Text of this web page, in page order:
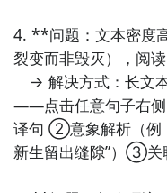
步骤2：访问地址>>>
好了，泞之翼3：玉
里，各位玩家是否都
时随地关注泞之翼3：
放下载，什么时候公
4. **问题：文本密度
裂变而非毁灭），阅
→ 解决方式：长文
——点击任意句子右
译句 ②意象解析（例
新生留出缝隙”）③关